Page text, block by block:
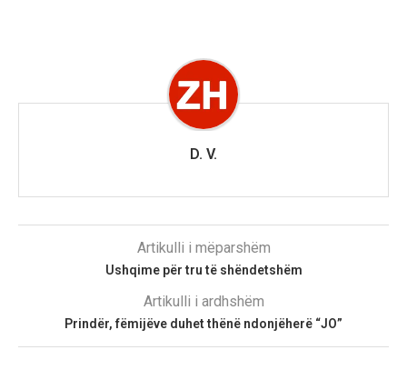
D. V.
Artikulli i mëparshëm
Ushqime për tru të shëndetshëm
Artikulli i ardhshëm
Prindër, fëmijëve duhet thënë ndonjëherë “JO”